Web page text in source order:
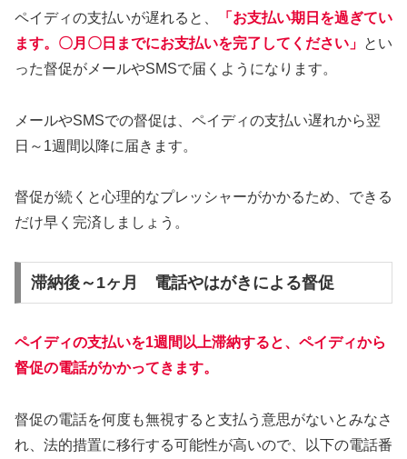
ペイディの支払いが遅れると、
「お支払い期日を過ぎてい
ます。〇月〇日までにお支払いを完了してください」 とい
った督促がメールやSMSで届くようになります。
メールやSMSでの督促は、ペイディの支払い遅れから翌
日～1週間以降に届きます。
督促が続くと心理的なプレッシャーがかかるため、できる
だけ早く完済しましょう。
滞納後～1ヶ月 電話やはがきによる督促
ペイディの支払いを1週間以上滞納すると、ペイディから
督促の電話がかかってきます。
督促の電話を何度も無視すると支払う意思がないとみなさ
れ、法的措置に移行する可能性が高いので、以下の電話番